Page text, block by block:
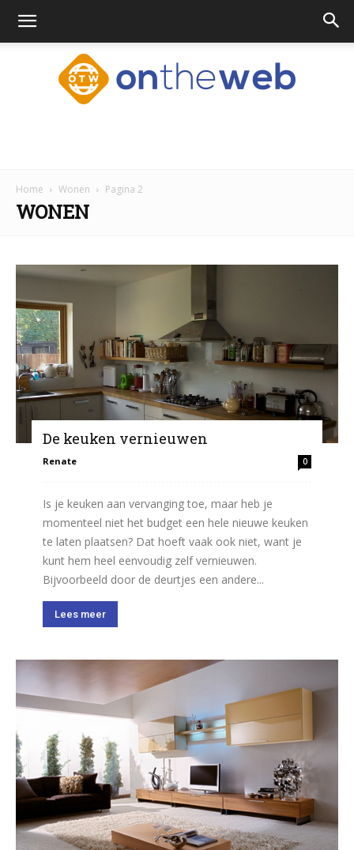
Home Wonen Pagina 2
WONEN
De keuken vernieuwen
Renate 0
Is je keuken aan vervanging toe, maar heb je
momenteel niet het budget een hele nieuwe keuken
te laten plaatsen? Dat hoeft vaak ook niet, want je
kunt hem heel eenvoudig zelf vernieuwen.
Bijvoorbeeld door de deurtjes een andere...
Lees meer